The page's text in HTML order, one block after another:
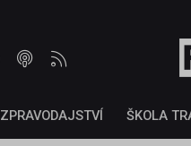
ZPRAVODAJSTVÍ ŠKOLA